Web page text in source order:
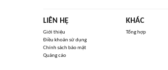
LIÊN HỆ
Giới thiệu
Điều khoản sử dụng
Chính sách bảo mật
Quảng cáo
KHÁC
Tổng hợp